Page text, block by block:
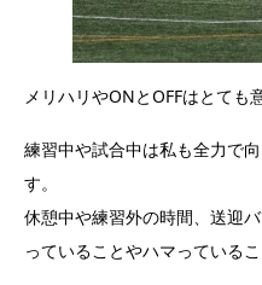
メリハリやONとOFFはとても
練習中や試合中は私も全力で
す。
休憩中や練習外の時間、送迎
っていることやハマっている